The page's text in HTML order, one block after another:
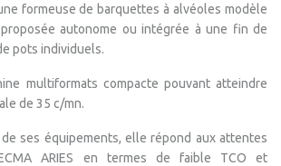
formeuse de barquettes à alvéoles modèle
autonome ou intégrée à une fin de
pots individuels.
multiformats compacte pouvant atteindre
de 35 c/mn.
de ses équipements, elle répond aux attentes
ARIES en termes de faible TCO et